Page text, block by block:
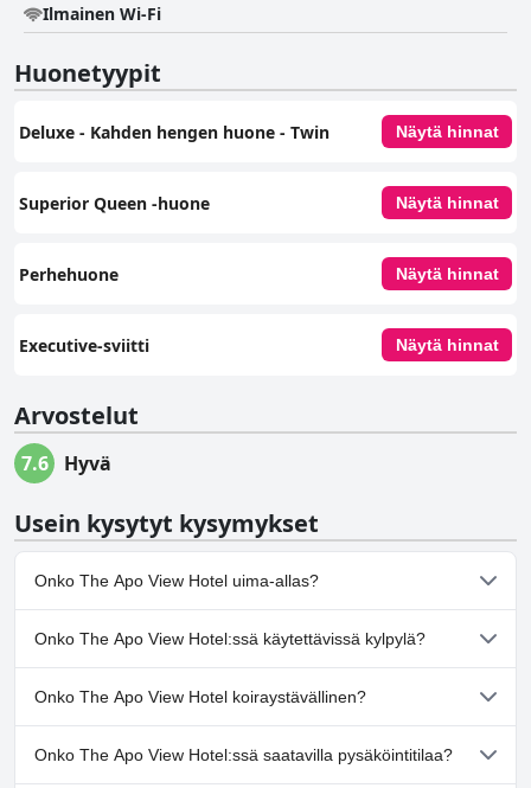
Ilmainen Wi-Fi
Huonetyypit
Deluxe - Kahden hengen huone - Twin Näytä hinnat
Superior Queen -huone Näytä hinnat
Perhehuone Näytä hinnat
Executive-sviitti Näytä hinnat
Arvostelut
7.6 Hyvä
Usein kysytyt kysymykset
Onko The Apo View Hotel uima-allas?
Kyllä, The Apo View Hotel:ssä on uima-allas/altaita, jotka
kuuluvat yhteen tai useampaan seuraavista luokista: Ulkouima-
allas.
Onko The Apo View Hotel:ssä käytettävissä kylpylä?
Ei, The Apo View Hotel ei tarjoa kylpylää.
Onko The Apo View Hotel koiraystävällinen?
Ei, The Apo View Hotel ei salli koiria.
Onko The Apo View Hotel:ssä saatavilla pysäköintitilaa?